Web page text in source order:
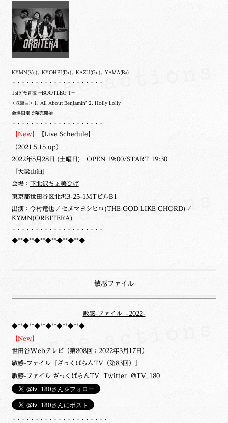
KYMN(Vo)、 KYOHEI (Dr)、KAZU(Gu)、YAMA(Ba)
・・・・・・・・・・・・・・・・・・・・
1stデモ音源 ~BOOTLEG 1~
<収録曲> 1. All About Benjamin’ 2. Holly Lolly
会場限定で発売開始
・・・・・・・・・・・・・・・・・・・・
【New】 【Live Schedule】
（2021.5.15 up）
2022年5月28日 (土曜日) OPEN 19:00/START 19:30
『大梁山泊』
会場： 下北沢ちょ美ひげ
東京都世田谷区北沢3-25-1MTビルB1
出演： 今村竜也 / セヌマヨシヒロ (THE GOD LIKE CHORD) /
KYMN(ORBITERA)
・・・・・・・・・・・・・・・・・・・・
◆**◆**◆**◆**◆**◆**◆
敏感ファイル
敏感-ファイル -2022-
◆**◆**◆**◆**◆**◆**◆
【New】
世田谷Webテレビ（第808回：2022年3月17日）
敏感-ファイル『ざっくばらんTV（第83回）』
敏感-ファイル ざっくばらんTV Twitter @TV_180
・・・・・・・・・・・・・・・・・・・・・